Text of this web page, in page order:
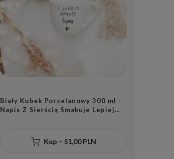
Biały Kubek Porcelanowy 300 ml -
Napis Z Sierścią Smakuje Lepiej
Kup – 51,00 PLN